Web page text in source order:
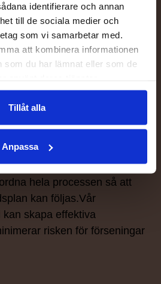
identifierare och annan
till de sociala medier och
som vi samarbetar med.
att kombinera informationen
som du har lämnat eller som de
Tillåt alla
Anpassa
innan kunden är helt
kunden
och samordning.
olika delar som måste
för att slutresultatet ska bli så
som har vana av att hålla i
hela processen så att
kan följas.Vår
skapa effektiva
risken för förseningar